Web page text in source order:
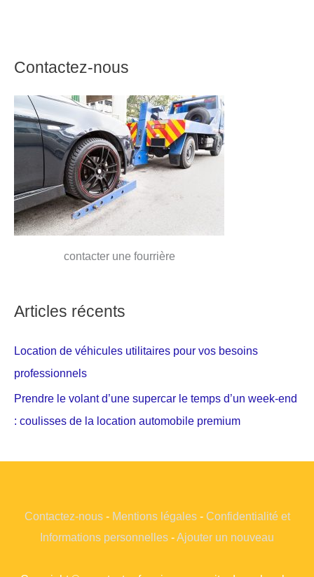
Contactez-nous
contacter une fourrière
Articles récents
Location de véhicules utilitaires pour vos besoins
professionnels
Prendre le volant d’une supercar le temps d’un week-end
: coulisses de la location automobile premium
Contactez-nous- Mentions légales- Confidentialité et
Informations personnelles -Ajouter un nouveau